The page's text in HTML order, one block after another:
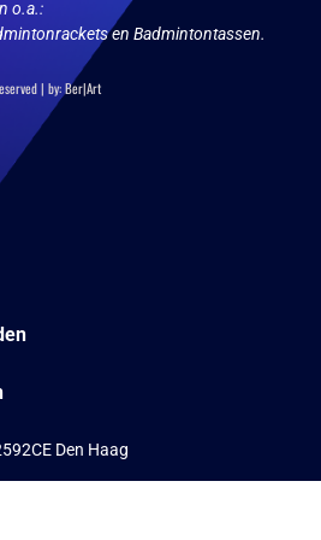
o.a.:
en Badmintontassen.
| by:Ber|Art
Den Haag